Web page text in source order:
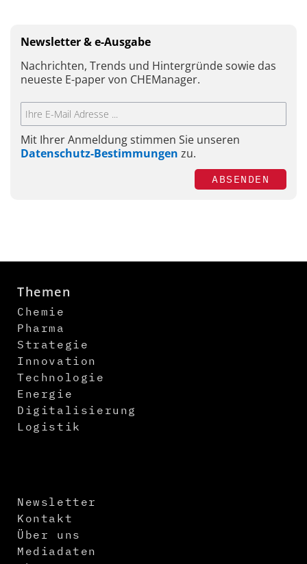
Newsletter & e-Ausgabe
Nachrichten, Trends und Hintergründe sowie das
neueste E-paper von CHEManager.
Mit Ihrer Anmeldung stimmen Sie unseren
Datenschutz-Bestimmungen zu.
ABSENDEN
Themen
Chemie
Pharma
Strategie
Innovation
Technologie
Energie
Digitalisierung
Logistik
Newsletter
Kontakt
Über uns
Mediadaten